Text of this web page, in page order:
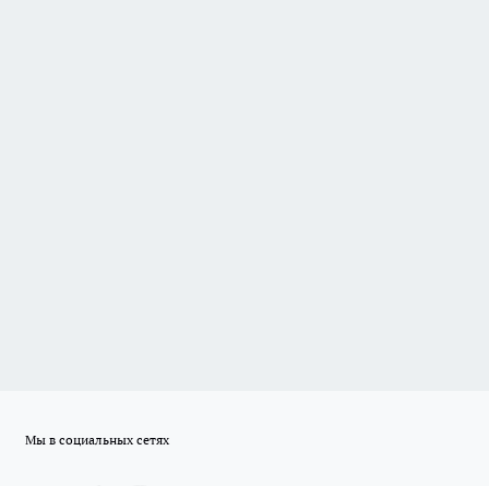
Мы в социальных сетях